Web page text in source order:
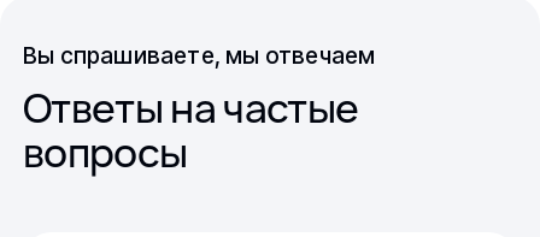
Вы спрашиваете, мы отвечаем
Ответы на частые
вопросы